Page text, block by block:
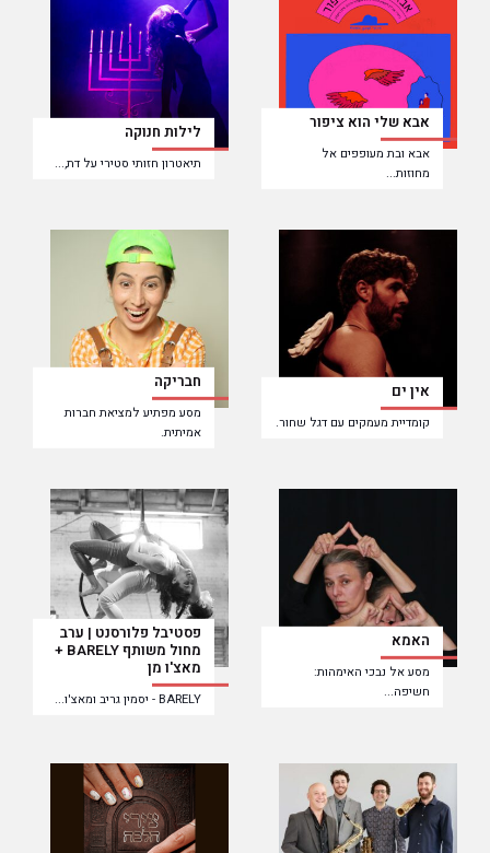
אבא שלי הוא ציפור
אבא ובת מעופפים אל
מחוזות...
לילות חנוקה
תיאטרון חזותי סטירי על דת,...
אין ים
קומדיית מעמקים עם דגל שחור.
חבריקה
מסע מפתיע למציאת חברות
אמיתית.
האמא
מסע אל נבכי האימהות:
חשיפה...
פסטיבל פלורסנט | ערב
מחול משותף BARELY +
מאצ'ו מן
BARELY - יסמין גריב ומאצ'ו...